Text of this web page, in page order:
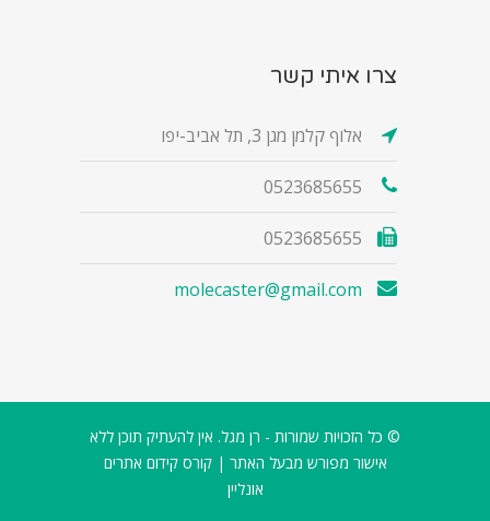
צרו איתי קשר
אלוף קלמן מגן 3, תל אביב-יפו
0523685655
0523685655
molecaster@gmail.com
© כל הזכויות שמורות - רן מגל. אין להעתיק תוכן ללא
אישור מפורש מבעל האתר |קורס קידום אתרים
אונליין